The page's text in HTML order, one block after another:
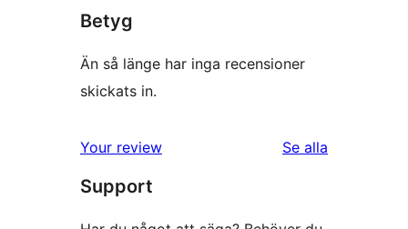
Betyg
Än så länge har inga recensioner
skickats in.
Your review
Se alla
Support